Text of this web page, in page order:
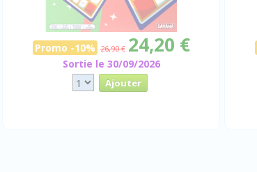
Promo -10% 26,90 € 24,20 €
Sortie le 30/09/2026